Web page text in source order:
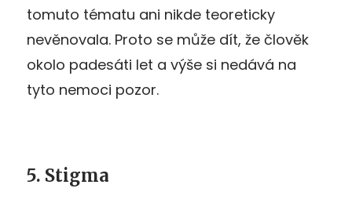
tomuto tématu ani nikde teoreticky
nevěnovala. Proto se může dít, že člověk
okolo padesáti let a výše si nedává na
tyto nemoci pozor.
5. Stigma